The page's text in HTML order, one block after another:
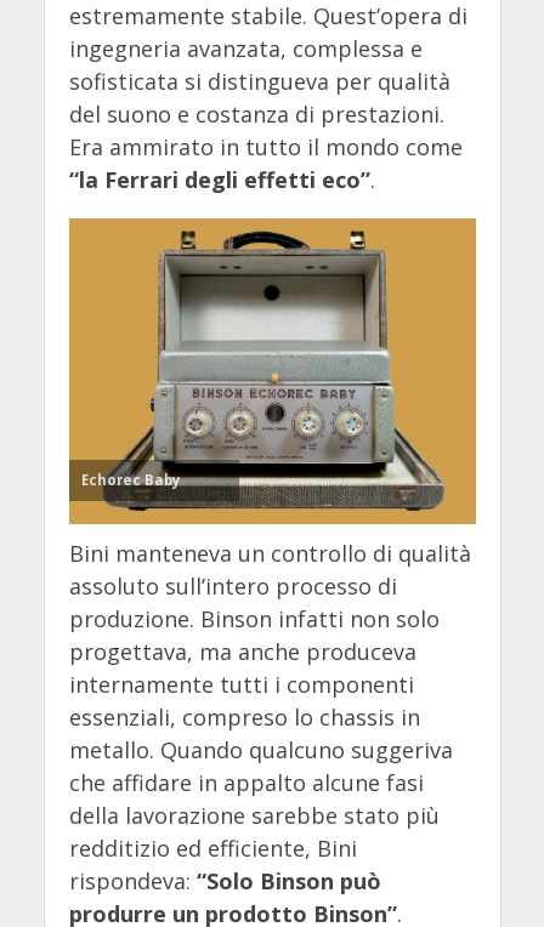
estremamente stabile. Quest’opera di
ingegneria avanzata, complessa e
sofisticata si distingueva per qualità
del suono e costanza di prestazioni.
Era ammirato in tutto il mondo come
“la Ferrari degli effetti eco”.
Echorec Baby
Bini manteneva un controllo di qualità
assoluto sull’intero processo di
produzione. Binson infatti non solo
progettava, ma anche produceva
internamente tutti i componenti
essenziali, compreso lo chassis in
metallo. Quando qualcuno suggeriva
che affidare in appalto alcune fasi
della lavorazione sarebbe stato più
redditizio ed efficiente, Bini
rispondeva: “Solo Binson può
produrre un prodotto Binson”.